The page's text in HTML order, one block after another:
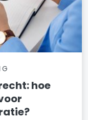
hoe